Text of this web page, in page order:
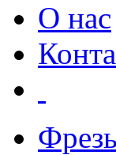
О нас